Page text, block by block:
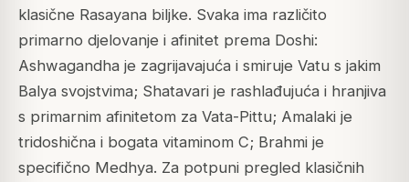
klasične Rasayana biljke. Svaka ima različito
primarno djelovanje i afinitet prema Doshi:
Ashwagandha je zagrijavajuća i smiruje Vatu s jakim
Balya svojstvima; Shatavari je rashlađujuća i hranjiva
s primarnim afinitetom za Vata-Pittu; Amalaki je
tridoshična i bogata vitaminom C; Brahmi je
specifično Medhya. Za potpuni pregled klasičnih